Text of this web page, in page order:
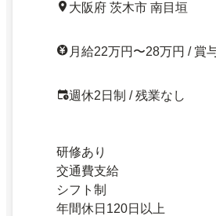
大阪府 茨木市 南目垣
月給22万円〜28万円 / 賞
週休2日制 / 残業なし
研修あり
交通費支給
シフト制
年間休日120日以上